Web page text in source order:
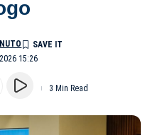
15:26
3 Min Read